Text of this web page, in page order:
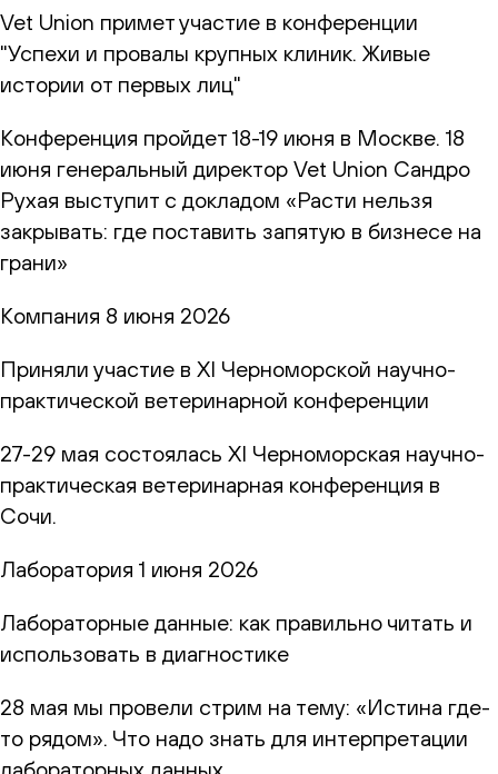
Vet Union примет участие в конференции
"Успехи и провалы крупных клиник. Живые
истории от первых лиц"
Конференция пройдет 18-19 июня в Москве. 18
июня генеральный директор Vet Union Сандро
Рухая выступит с докладом «Расти нельзя
закрывать: где поставить запятую в бизнесе на
грани»
Компания 8 июня 2026
Приняли участие в XI Черноморской научно-
практической ветеринарной конференции
27-29 мая состоялась XI Черноморская научно-
практическая ветеринарная конференция в
Сочи.
Лаборатория 1 июня 2026
Лабораторные данные: как правильно читать и
использовать в диагностике
28 мая мы провели стрим на тему: «Истина где-
то рядом». Что надо знать для интерпретации
лабораторных данных.